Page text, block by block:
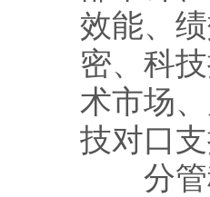
效能、
密、科
术市场
技对口
分管科